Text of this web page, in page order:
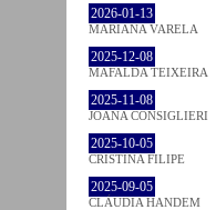
2026-01-13
MARIANA VARELA
2025-12-08
MAFALDA TEIXEIRA
2025-11-08
JOANA CONSIGLIERI
2025-10-05
CRISTINA FILIPE
2025-09-05
CLÁUDIA HANDEM